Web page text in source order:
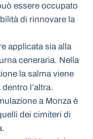
essere occupato
di rinnovare la
applicata sia alla
ceneraria. Nella
la salma viene
l’altra.
a Monza è
dei cimiteri di